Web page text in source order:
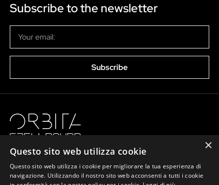
Subscribe to the newsletter
Subscribe
×
Questo sito web utilizza cookie
Questo sito web utilizza i cookie per migliorare la tua esperienza di
navigazione. Utilizzando il nostro sito web acconsenti a tutti i cookie